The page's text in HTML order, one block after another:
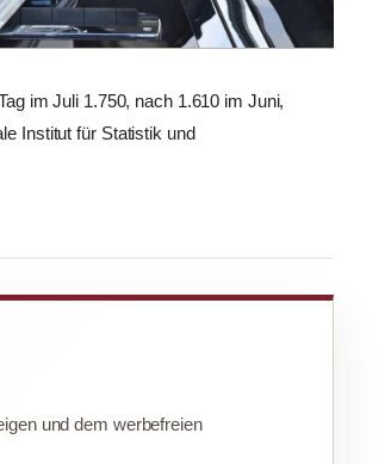
im Juli 1.750, nach 1.610 im Juni,
Institut für Statistik und
und dem werbefreien